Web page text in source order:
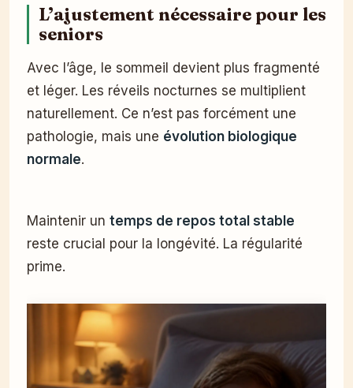
L’ajustement nécessaire pour les
seniors
Avec l’âge, le sommeil devient plus fragmenté
et léger. Les réveils nocturnes se multiplient
naturellement. Ce n’est pas forcément une
pathologie, mais une évolution biologique
normale.
Maintenir un temps de repos total stable
reste crucial pour la longévité. La régularité
prime.